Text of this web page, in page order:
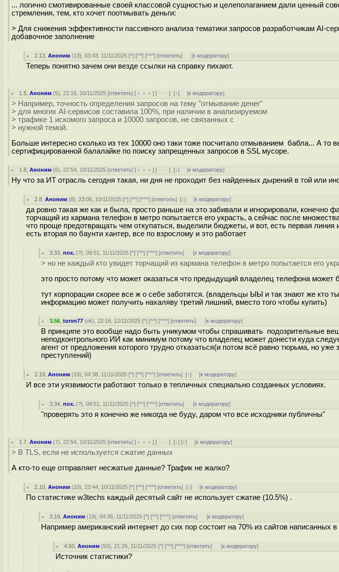
... логично смотивированные своей классовой сущностью и целеполаганием дали ценный
стремления, тем, кто хочет поотмывать деньги:
> Для снижения эффективности пассивного анализа тематики запросов разработчикам AI-
добавочное заполнение
2.13 ,Аноним (13), 03:43, 11/11/2025 [^] [^^] [^^^] [ответить] [к модератору]
Теперь понятно зачем они везде ссылки на справку пихают.
1.5 ,Аноним (5), 22:16, 10/11/2025 [ответить] [ ﹢﹢﹢] [ · · ·][↑] [к модератору]
> Например, точность определения запросов на тему "отмывание денег"
> для многих AI-сервисов составила 100%, при наличии в анализируемом
> трафике 1 искомого запроса и 10000 запросов, не связанных с
> нужной темой.
Больше интересно сколько из тех 10000 оно таки тоже посчитало отмыванием бабла... А то
сертифицированной балалайке по поиску запрещенных запросов в SSL мусоре.
1.6 ,Аноним (6), 22:54, 10/11/2025 [ответить] [ ﹢﹢﹢] [ · · ·][↓] [к модератору]
Ну что за ИТ отрасль сегодня такая, ни дня не проходит без найденных дырений в той или
2.8 ,Аноним (8), 23:06, 10/11/2025 [^] [^^] [^^^] [ответить][↓] [к модератору]
да ровно такая же как и была, просто раньше на это забивали и игнорировали, конечно
торчащий из кармана телефон в метро попытается его украсть, а сейчас после
что проще предотвращать чем откупаться, выделили бюджеты, и вот, есть первая линия
есть вторая по баунти хантер, все по взрослому и это работает
3.33 ,пох. (?), 09:51, 11/11/2025 [^] [^^] [^^^] [ответить] [к модератору]
> но не каждый кто увидет торчащий из кармана телефон в метро попытается его
это просто потому что может оказаться что предыдущий владелец телефона может
тут корпорации скорее все ж о себе заботятся. (владельцы ЫЫ и так знают же кто ты
информацию может получить нахаляву третий лишний, вместо того чтобы купить)
3.56 ,torvn77 (ok), 22:16, 12/11/2025 [^] [^^] [^^^] [ответить] [к модератору]
В принципе это вообще надо быть уникумом чтобы спрашивать подозрительные
неподконтрольного ИИ как минимум потому что владелец может донести куда
агент от предложения которого трудно отказаться(и потом всё равно тюрьма, но
преступлений)
2.19 ,Аноним (19), 04:38, 11/11/2025 [^] [^^] [^^^] [ответить][↑] [к модератору]
И все эти уязвимости работают только в тепличных специально созданных условиях.
3.34 ,пох. (?), 09:51, 11/11/2025 [^] [^^] [^^^] [ответить] [к модератору]
"проверять это я конечно же никогда не буду, даром что все исходники публичны"
1.7 ,Аноним (7), 22:54, 10/11/2025 [ответить] [ ﹢﹢﹢] [ · · ·][↓] [↑] [к модератору]
> В TLS, если не используется сжатие данных
А кто-то еще отправляет несжатые данные? Трафик не жалко?
2.10 ,Аноним (10), 23:44, 10/11/2025 [^] [^^] [^^^] [ответить][↓] [к модератору]
По статистике w3techs каждый десятый сайт не использует сжатие (10.5%) .
3.18 ,Аноним (19), 04:36, 11/11/2025 [^] [^^] [^^^] [ответить] [к модератору]
Например американский интернет до сих пор состоит на 70% из сайтов написанных в
4.50 ,Аноним (50), 21:26, 11/11/2025 [^] [^^] [^^^] [ответить] [к модератору]
Источник статистики?